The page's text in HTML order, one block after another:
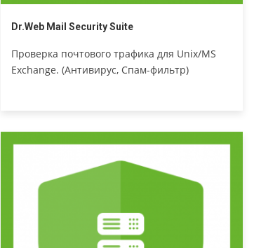
Dr.Web Mail Security Suite
Проверка почтового трафика для Unix/MS
Exchange. (Антивирус, Спам-фильтр)